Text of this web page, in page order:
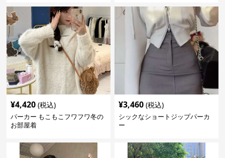
¥4,420 (税込)
パーカー もこもこフワフワ冬の
お部屋着
¥3,460 (税込)
シックなショートジップパーカ
ー